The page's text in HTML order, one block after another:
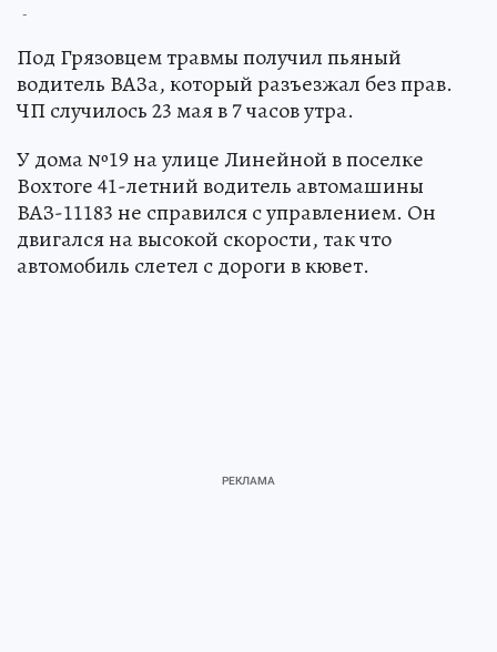
-
Под Грязовцем травмы получил пьяный
водитель ВАЗа, который разъезжал без прав.
ЧП случилось 23 мая в 7 часов утра.
У дома №19 на улице Линейной в поселке
Вохтоге 41-летний водитель автомашины
ВАЗ-11183 не справился с управлением. Он
двигался на высокой скорости, так что
автомобиль слетел с дороги в кювет.